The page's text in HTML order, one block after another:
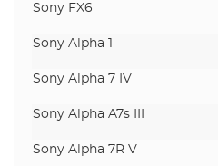
Sony FX6
Sony Alpha 1
Sony Alpha 7 IV
Sony Alpha A7s III
Sony Alpha 7R V